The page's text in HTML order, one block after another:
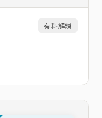
有料解鎖